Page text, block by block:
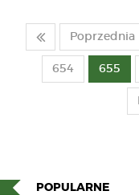
Poprzednia
654 655
POPULARNE